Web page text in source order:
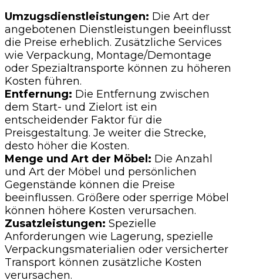
Umzugsdienstleistungen: Die Art der
angebotenen Dienstleistungen beeinflusst
die Preise erheblich. Zusätzliche Services
wie Verpackung, Montage/Demontage
oder Spezialtransporte können zu höheren
Kosten führen.
Entfernung: Die Entfernung zwischen
dem Start- und Zielort ist ein
entscheidender Faktor für die
Preisgestaltung. Je weiter die Strecke,
desto höher die Kosten.
Menge und Art der Möbel: Die Anzahl
und Art der Möbel und persönlichen
Gegenstände können die Preise
beeinflussen. Größere oder sperrige Möbel
können höhere Kosten verursachen.
Zusatzleistungen: Spezielle
Anforderungen wie Lagerung, spezielle
Verpackungsmaterialien oder versicherter
Transport können zusätzliche Kosten
verursachen.